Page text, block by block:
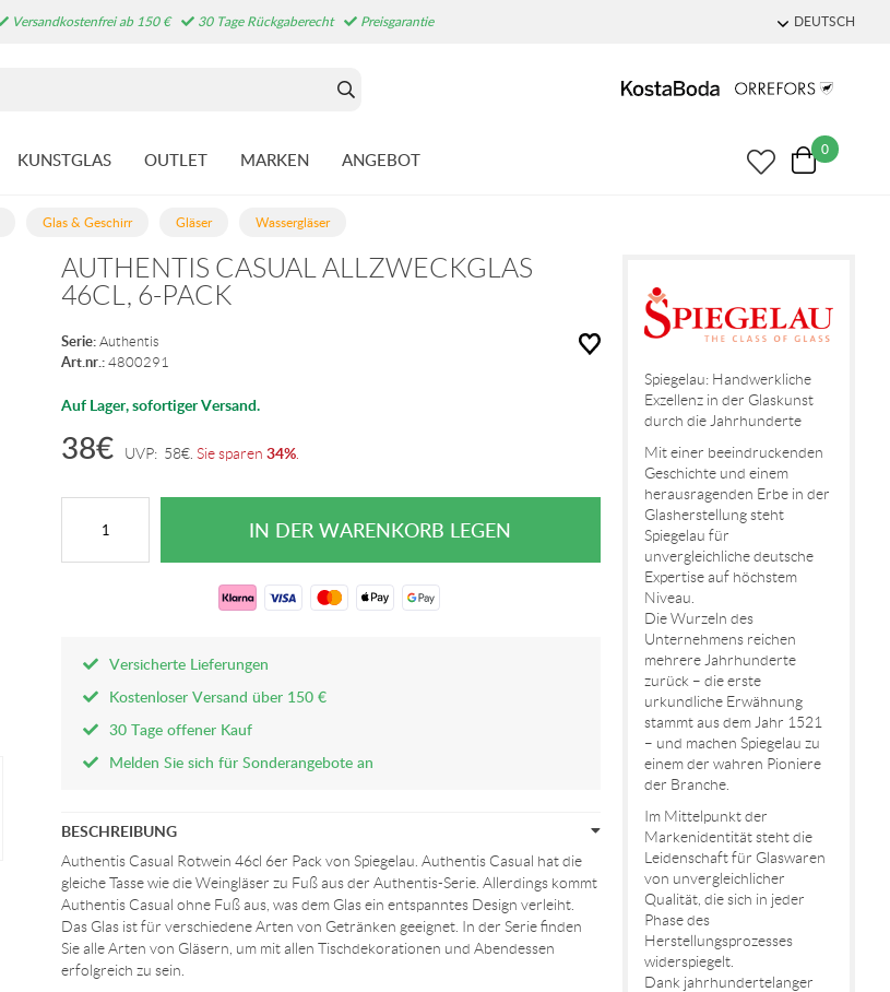
Versandkostenfrei ab 150 € 30 Tage Rückgaberecht Preisgarantie DEUTSCH
KUNSTGLAS OUTLET MARKEN ANGEBOT 0
Glas & Geschirr Gläser Wassergläser
AUTHENTIS CASUAL ALLZWECKGLAS
46CL, 6-PACK
Serie: Authentis
Art.nr.: 4800291
Auf Lager, sofortiger Versand.
38€ UVP: 58€ Sie sparen34%
Versicherte Lieferungen
Kostenloser Versand über 150 €
30 Tage offener Kauf
Melden Sie sich für Sonderangebote an
BESCHREIBUNG
Authentis Casual Rotwein 46cl 6er Pack von Spiegelau. Authentis Casual hat die
gleiche Tasse wie die Weingläser zu Fuß aus der Authentis-Serie. Allerdings kommt
Authentis Casual ohne Fuß aus, was dem Glas ein entspanntes Design verleiht.
Das Glas ist für verschiedene Arten von Getränken geeignet. In der Serie finden
Sie alle Arten von Gläsern, um mit allen Tischdekorationen und Abendessen
erfolgreich zu sein.
Spiegelau: Handwerkliche
Exzellenz in der Glaskunst
durch die Jahrhunderte
Mit einer beeindruckenden
Geschichte und einem
herausragenden Erbe in der
Glasherstellung steht
Spiegelau für
unvergleichliche deutsche
Expertise auf höchstem
Niveau.
Die Wurzeln des
Unternehmens reichen
mehrere Jahrhunderte
zurück – die erste
urkundliche Erwähnung
stammt aus dem Jahr 1521
– und machen Spiegelau zu
einem der wahren Pioniere
der Branche.
Im Mittelpunkt der
Markenidentität steht die
Leidenschaft für Glaswaren
von unvergleichlicher
Qualität, die sich in jeder
Phase des
Herstellungsprozesses
widerspiegelt.
Dank jahrhundertelanger